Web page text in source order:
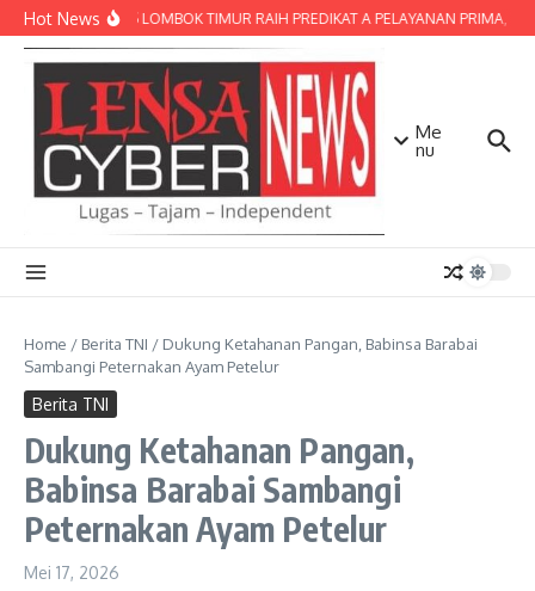
Lewati ke konten
Hot NewsPOLRES LOMBOK TIMUR RAIH PREDIKAT A PELAYANAN PRIMA,
Me
nu
Home / Berita TNI / Dukung Ketahanan Pangan, Babinsa Barabai
Sambangi Peternakan Ayam Petelur
Berita TNI
Dukung Ketahanan Pangan,
Babinsa Barabai Sambangi
Peternakan Ayam Petelur
Mei 17, 2026